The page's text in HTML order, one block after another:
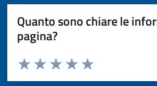
Quanto sono chiare le
pagina?
Valuta da 1 a 5 stelle la pagina
Valuta 5 stelle su
Valuta 4 stelle su 5
Valuta 3 stelle su 5
Valuta 2 stelle su 5
Valuta 1 stelle su 5